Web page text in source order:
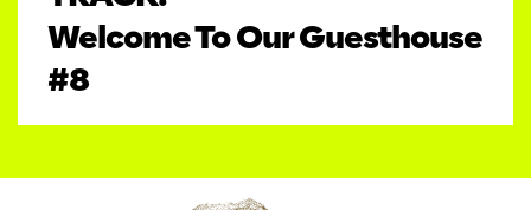
Welcome To Our Guesthouse
#8